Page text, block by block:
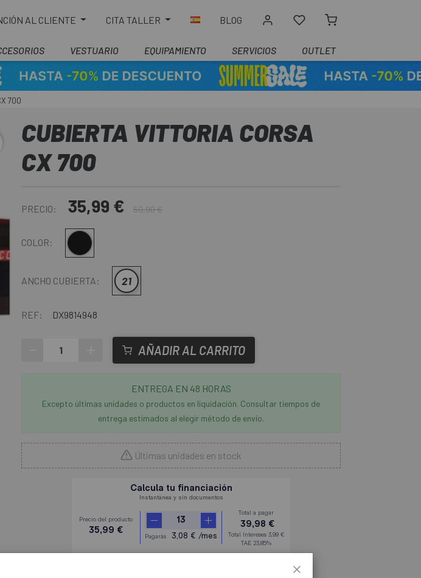
AL CLIENTE CITA TALLER BLOG
VESTUARIO EQUIPAMIENTO SERVICIOS OUTLET
700
CUBIERTA VITTORIA CORSA
CX 700
PRECIO: 35,99 € 50,90 €
COLOR: Multi
ANCHO CUBIERTA: 21
REF: DX9814948
AÑADIR AL CARRITO
ENTREGA EN 48 HORAS
Excepto últimas unidades o productos en liquidación. Consultar tiempos de
entrega estimados al elegir método de envío.
Últimas unidades en stock